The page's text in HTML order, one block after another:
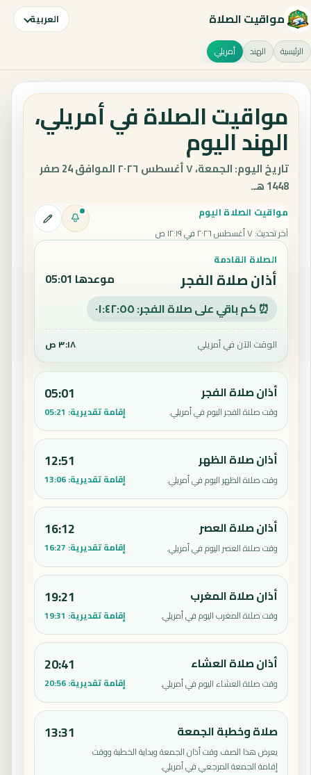
مواقيت الصلاة العربية
الرئيسية الهند أمريلي
مواقيت الصلاة في أمريلي،
الهند اليوم
تاريخ اليوم: الجمعة، ٧ أغسطس ٢٠٢٦ الموافق 24 صفر
1448 هـ.
مواقيت الصلاة اليوم
آخر تحديث:٧ أغسطس ٢٠٢٦ في ١٢:١٩ ص
الصلاة القادمة
أذان صلاة الفجر موعدها 05:01
⏰ كم باقي على صلاة الفجر: ٠١:٤٢:٥٥
الوقت الآن في أمريلي ٣:١٨ ص
أذان صلاة الفجر
وقت صلاة الفجر اليوم في أمريلي.
05:01
إقامة تقديرية: 05:21
أذان صلاة الظهر
وقت صلاة الظهر اليوم في أمريلي.
12:51
إقامة تقديرية:13:06
أذان صلاة العصر
وقت صلاة العصر اليوم في أمريلي.
16:12
إقامة تقديرية: 16:27
أذان صلاة المغرب
وقت صلاة المغرب اليوم في أمريلي.
19:21
إقامة تقديرية: 19:31
أذان صلاة العشاء
وقت صلاة العشاء اليوم في أمريلي.
20:41
إقامة تقديرية:20:56
صلاة وخطبة الجمعة
يعرض هذا الصف وقت أذان الجمعة وبداية الخطبة ووقت
إقامة الجمعة المرجعي في أمريلي.
13:31